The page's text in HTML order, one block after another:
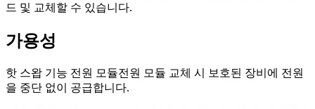
드 및 교체할 수 있습니다.
가용성
핫 스왑 기능 전원 모듈전원 모듈 교체 시 보호된 장비에 전원
을 중단 없이 공급합니다.